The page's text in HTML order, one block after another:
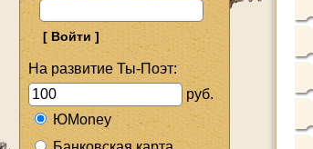
На развитие Ты-Поэт:
руб.
ЮMoney